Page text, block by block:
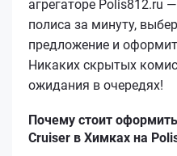
агрегаторе Polis812.ru
полиса за минуту,
предложение и
Никаких скрытых
ожидания в очередях!
Почему стоит
Cruiser в Химках на